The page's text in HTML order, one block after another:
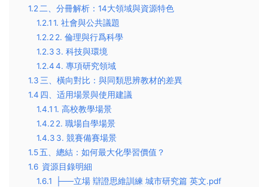
1.2​二、分冊解析：14大領域與資源特色​
1.2.1​1. 社會與公共議題​
1.2.2​2. 倫理與行爲科學​
1.2.3 ​3. 科技與環境​
1.2.4​4. 專項研究領域​
1.3​三、橫向對比：與同類思辨教材的差異​
1.4 ​四、适用場景與使用建議​
1.4.1​1. 高校教學場景​
1.4.2​2. 職場自學場景​
1.4.3 ​3. 競賽備賽場景​
1.5​五、總結：如何最大化學習價值？​​
1.6 資源目錄明細
1.6.1
├──立場 辯證思維訓練 城市研究篇 英文.pdf